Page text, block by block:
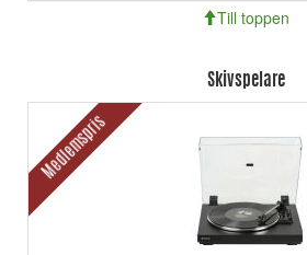
Till toppen
Skivspelare
Medlemspris